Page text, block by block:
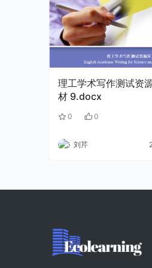
理工学术写作测试资
材 9.docx
0 0
刘芹